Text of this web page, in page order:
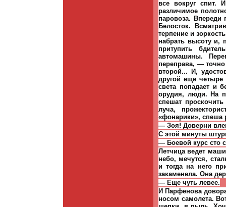
все вокруг спит.
различимое
паровоза.
Белосток.
терпение и
набрать высоту и,
притупить
автомашины.
переправа, —
второй... И,
другой еще
света попадает и
орудия, люди. На
спешат
луча,
«фонарики», спеша
— Зоя! Доверни
С этой минуты
— Боевой курс сто
Летчица ведет
небо, мечутся,
и тогда на него
закаменела. Она
— Еще чуть левее.
И Парфенова
носом самолета.